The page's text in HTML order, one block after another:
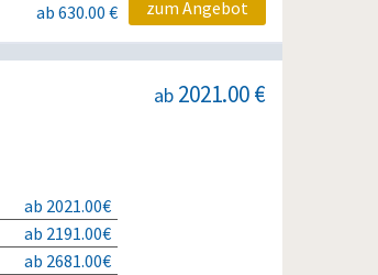
ab 630.00 € zum Angebot
ab 2021.00 €
ab 2021.00€
ab 2191.00€
ab 2681.00€